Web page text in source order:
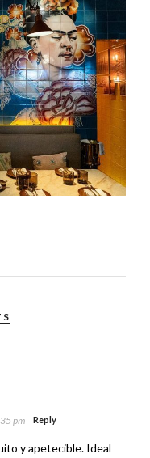
pm Reply
y apetecible. Ideal